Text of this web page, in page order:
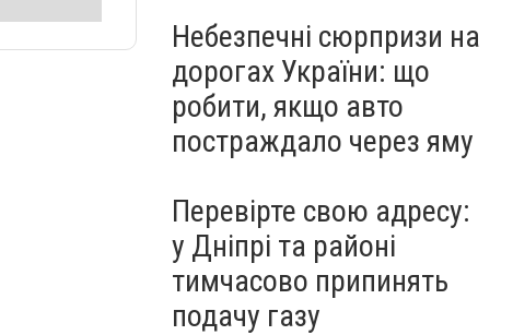
Небезпечні сюрпризи на
дорогах України: що
робити, якщо авто
постраждало через яму
Перевірте свою адресу:
у Дніпрі та районі
тимчасово припинять
подачу газу